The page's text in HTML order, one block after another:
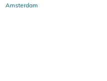
Amsterdam